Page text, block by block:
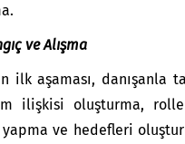
ve Alışma
ilk aşaması,
ilişkisi oluşturma,
ve hedefleri